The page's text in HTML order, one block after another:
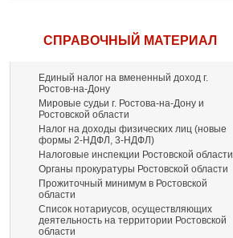
СПРАВОЧНЫЙ МАТЕРИАЛ
Единый налог на вмененный доход г.
Ростов-на-Дону
Мировые судьи г. Ростова-на-Дону и
Ростовской области
Налог на доходы физических лиц (новые
формы 2-НДФЛ, 3-НДФЛ)
Налоговые инспекции Ростовской области
Органы прокуратуры Ростовской области
Прожиточный минимум в Ростовской
области
Список нотариусов, осуществляющих
деятельность на территории Ростовской
области